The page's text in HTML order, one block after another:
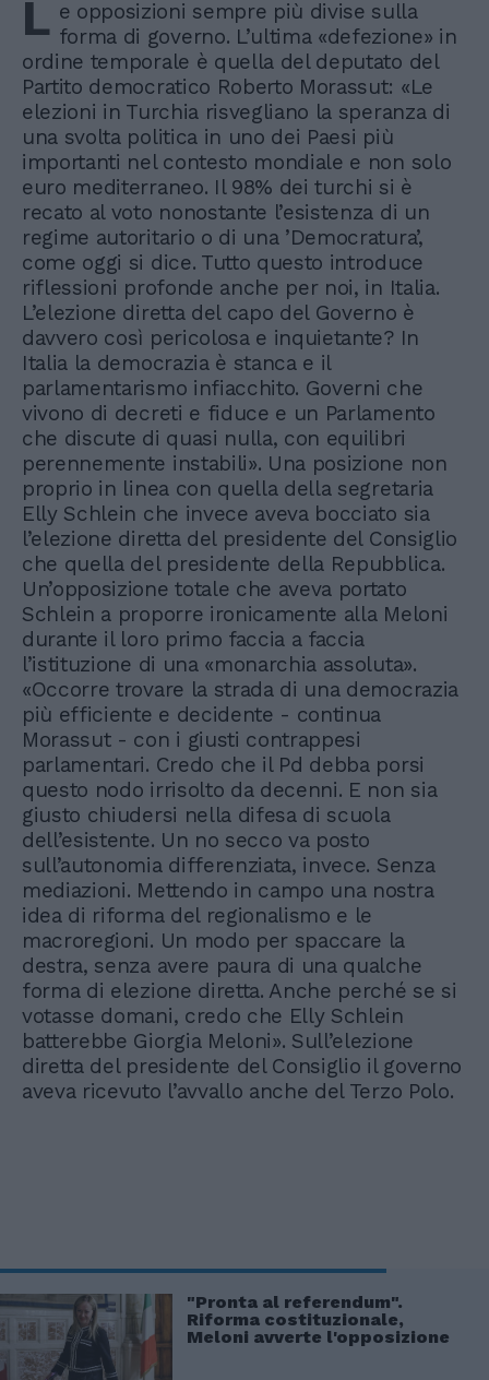
L e opposizioni sempre più divise sulla
forma di governo. L’ultima «defezione» in
ordine temporale è quella del deputato del
Partito democratico Roberto Morassut: «Le
elezioni in Turchia risvegliano la speranza di
una svolta politica in uno dei Paesi più
importanti nel contesto mondiale e non solo
euro mediterraneo. Il 98% dei turchi si è
recato al voto nonostante l’esistenza di un
regime autoritario o di una ’Democratura’,
come oggi si dice. Tutto questo introduce
riflessioni profonde anche per noi, in Italia.
L’elezione diretta del capo del Governo è
davvero così pericolosa e inquietante? In
Italia la democrazia è stanca e il
parlamentarismo infiacchito. Governi che
vivono di decreti e fiduce e un Parlamento
che discute di quasi nulla, con equilibri
perennemente instabili». Una posizione non
proprio in linea con quella della segretaria
Elly Schlein che invece aveva bocciato sia
l’elezione diretta del presidente del Consiglio
che quella del presidente della Repubblica.
Un’opposizione totale che aveva portato
Schlein a proporre ironicamente alla Meloni
durante il loro primo faccia a faccia
l’istituzione di una «monarchia assoluta».
«Occorre trovare la strada di una democrazia
più efficiente e decidente - continua
Morassut - con i giusti contrappesi
parlamentari. Credo che il Pd debba porsi
questo nodo irrisolto da decenni. E non sia
giusto chiudersi nella difesa di scuola
dell’esistente. Un no secco va posto
sull’autonomia differenziata, invece. Senza
mediazioni. Mettendo in campo una nostra
idea di riforma del regionalismo e le
macroregioni. Un modo per spaccare la
destra, senza avere paura di una qualche
forma di elezione diretta. Anche perché se si
votasse domani, credo che Elly Schlein
batterebbe Giorgia Meloni». Sull’elezione
diretta del presidente del Consiglio il governo
aveva ricevuto l’avvallo anche del Terzo Polo.
"Pronta al referendum".
Riforma costituzionale,
Meloni avverte l'opposizione